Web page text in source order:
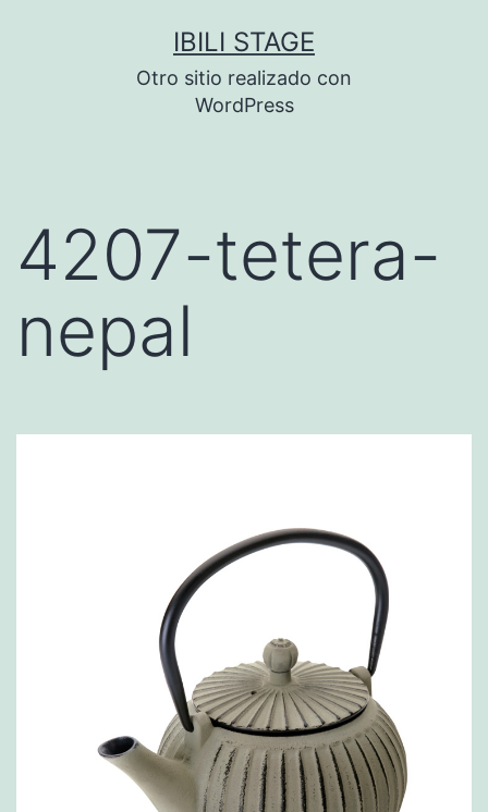
IBILI STAGE
Otro sitio realizado con
WordPress
4207-tetera-
nepal